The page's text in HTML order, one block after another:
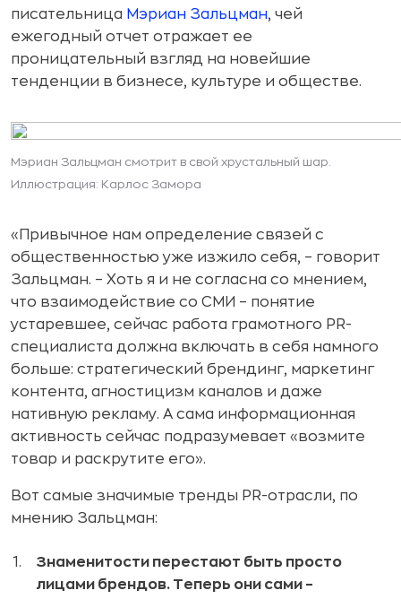
писательница Мэриан Зальцман, чей
ежегодный отчет отражает ее
проницательный взгляд на новейшие
тенденции в бизнесе, культуре и обществе.
Мэриан Зальцман смотрит в свой хрустальный шар.
Иллюстрация: Карлос Замора
«Привычное нам определение связей с
общественностью уже изжило себя, – говорит
Зальцман. – Хоть я и не согласна со мнением,
что взаимодействие со СМИ – понятие
устаревшее, сейчас работа грамотного PR-
специалиста должна включать в себя намного
больше: стратегический брендинг, маркетинг
контента, агностицизм каналов и даже
нативную рекламу. А сама информационная
активность сейчас подразумевает «возмите
товар и раскрутите его».
Вот самые значимые тренды PR-отрасли, по
мнению Зальцман:
Знаменитости перестают быть просто
лицами брендов. Теперь они сами –